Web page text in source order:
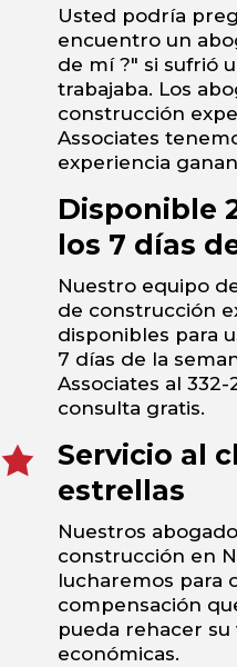
Usted podría
encuentro un
de mí ?" si sufrió
trabajaba. Los
construcción
Associates
experiencia
Disponible
los 7 días
Nuestro equipo
de construcción
disponibles para
7 días de la
Associates al
consulta gratis.
Servicio al
estrellas
Nuestros
construcción en
lucharemos para
compensación
pueda rehacer
económicas.